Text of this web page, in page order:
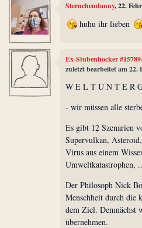
Sternchendanny, 22.
huhu ihr lieben
Ex-Stubenhocker
zuletzt bearbeitet am 22.
W E L T U N T E R
- wir müssen alle
Es gibt 12 Szenarien
Supervulkan,
Virus aus einem
Umweltkatastrophen,
Der Philosoph Nick
Menschheit durch die
dem Ziel. Demnächst
übernehmen.